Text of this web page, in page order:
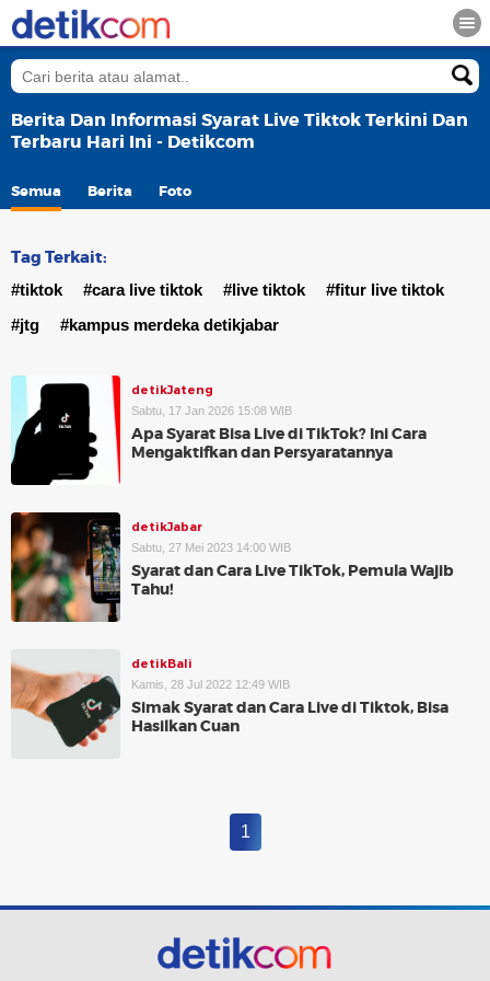
Berita Dan Informasi Syarat Live Tiktok Terkini Dan
Terbaru Hari Ini - Detikcom
Semua Berita Foto
Tag Terkait:
#tiktok #cara live tiktok #live tiktok
#fitur live tiktok
#jtg
#kampus merdeka detikjabar
detikJateng
Sabtu, 17 Jan 2026 15:08 WIB
Apa Syarat Bisa Live di TikTok? Ini Cara
Mengaktifkan dan Persyaratannya
detikJabar
Sabtu, 27 Mei 2023 14:00 WIB
Syarat dan Cara Live TikTok, Pemula Wajib
Tahu!
detikBali
Kamis, 28 Jul 2022 12:49 WIB
Simak Syarat dan Cara Live di Tiktok, Bisa
Hasilkan Cuan
1